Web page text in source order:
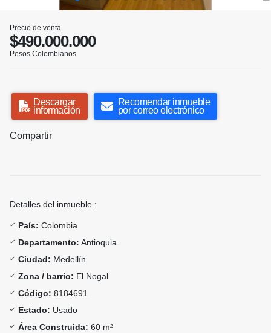
Precio de venta
$490.000.000
Pesos Colombianos
Descargar
información
Recomendar inmueble
por correo electrónico
Compartir
Detalles del inmueble :
País: Colombia
Departamento: Antioquia
Ciudad: Medellín
Zona / barrio: El Nogal
Código: 8184691
Estado: Usado
Área Construida: 60 m²